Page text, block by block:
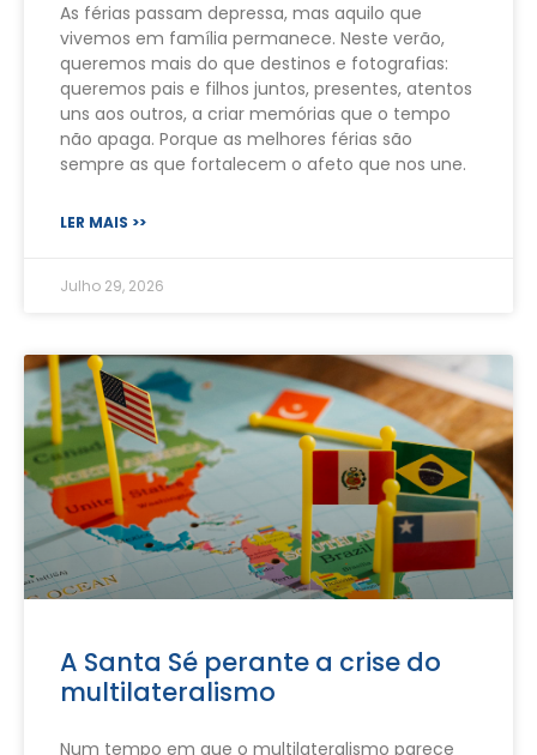
As férias passam depressa, mas aquilo que
vivemos em família permanece. Neste verão,
queremos mais do que destinos e fotografias:
queremos pais e filhos juntos, presentes, atentos
uns aos outros, a criar memórias que o tempo
não apaga. Porque as melhores férias são
sempre as que fortalecem o afeto que nos une.
LER MAIS >>
Julho 29, 2026
A Santa Sé perante a crise do
multilateralismo
Num tempo em que o multilateralismo parece